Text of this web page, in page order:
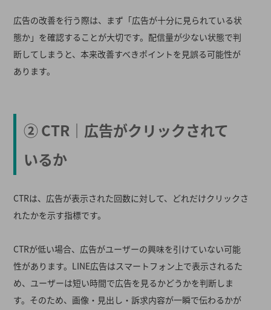
広告の改善を行う際は、まず「広告が十分に見られている状
態か」を確認することが大切です。配信量が少ない状態で判
断してしまうと、本来改善すべきポイントを見誤る可能性が
あります。
② CTR｜広告がクリックされて
いるか
CTRは、広告が表示された回数に対して、どれだけクリックさ
れたかを示す指標です。
CTRが低い場合、広告がユーザーの興味を引けていない可能
性があります。LINE広告はスマートフォン上で表示されるた
め、ユーザーは短い時間で広告を見るかどうかを判断しま
す。そのため、画像・見出し・訴求内容が一瞬で伝わるかが